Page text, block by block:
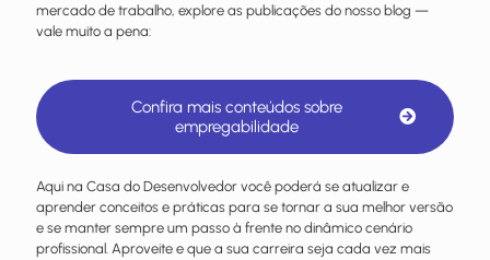
mercado de trabalho, explore as publicações do nosso blog —
vale muito a pena:
Confira mais conteúdos sobre
empregabilidade
Aqui na Casa do Desenvolvedor você poderá se atualizar e
aprender conceitos e práticas para se tornar a sua melhor versão
e se manter sempre um passo à frente no dinâmico cenário
profissional. Aproveite e que a sua carreira seja cada vez mais